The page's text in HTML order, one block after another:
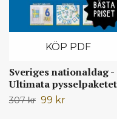
KÖP PDF
Sveriges nationaldag -
Ultimata pysselpaketet
307 kr 99 kr